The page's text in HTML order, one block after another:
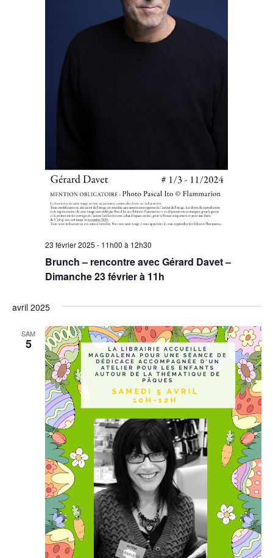
Brunch – rencontre avec Gérard Davet –
Dimanche 23 février à 11h
23 février 2025 - 11h00 à 12h30
avril 2025
SAM
5